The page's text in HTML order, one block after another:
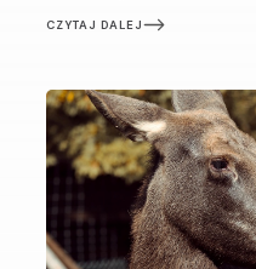
z lokalną zaściankowością.
CZYTAJ DALEJ